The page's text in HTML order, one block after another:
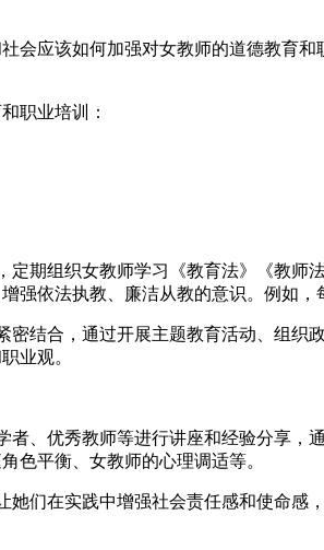
会应该如何加强对女教师的道德教育和
职业培训：
期组织女教师学习《教育法》《教
强依法执教、廉洁从教的意识。例如，
结合，通过开展主题教育活动、组
业观。
、优秀教师等进行讲座和经验分享
色平衡、女教师的心理调适等。
们在实践中增强社会责任感和使命